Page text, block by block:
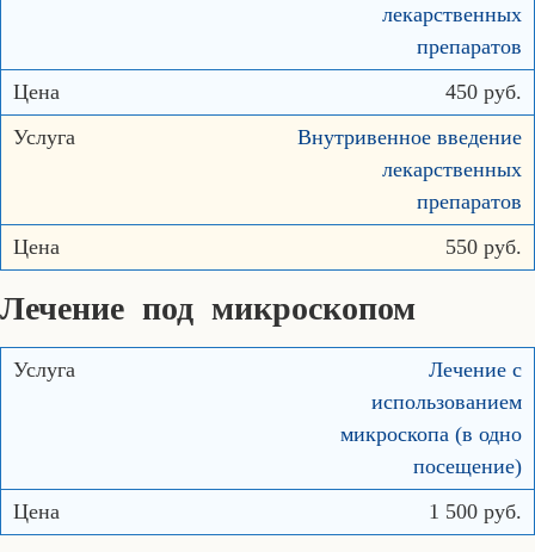
лекарственных
препаратов
450 руб.
Внутривенное введение
лекарственных
препаратов
550 руб.
Лечение под микроскопом
Лечение с
использованием
микроскопа (в одно
посещение)
1 500 руб.